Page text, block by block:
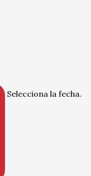
Selecciona la fecha.